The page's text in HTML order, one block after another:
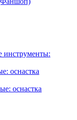
инструменты:
оснастка
оснастка